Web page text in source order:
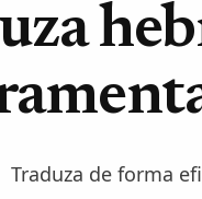
Traduza de forma